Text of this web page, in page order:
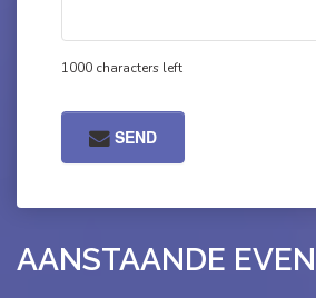
1000 characters left
SEND
AANSTAANDE